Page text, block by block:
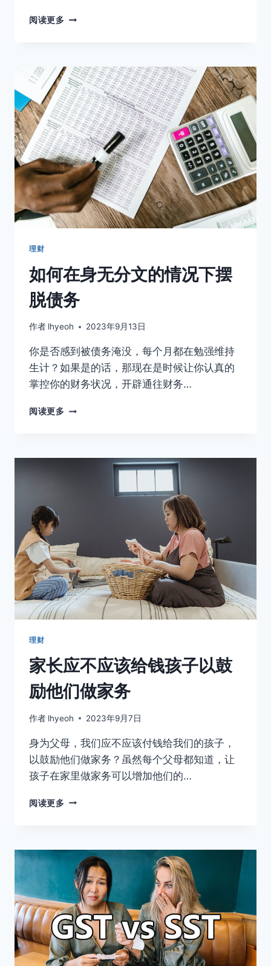
阅读更多 您
定
的
10
个
标
志
理财
如何在身无分文的情况下摆
脱债务
作者 lhyeoh 2023年9月13日
你是否感到被债务淹没，每个月都在勉强维持
生计？如果是的话，那现在是时候让你认真的
掌控你的财务状况，开辟通往财务…
阅读更多 如
无
摆
脱
债
务
理财
家长应不应该给钱孩子以鼓
励他们做家务
作者 lhyeoh 2023年9月7日
身为父母，我们应不应该付钱给我们的孩子，
以鼓励他们做家务？虽然每个父母都知道，让
孩子在家里做家务可以增加他们的…
阅读更多 家
应
孩
子
以
鼓
励